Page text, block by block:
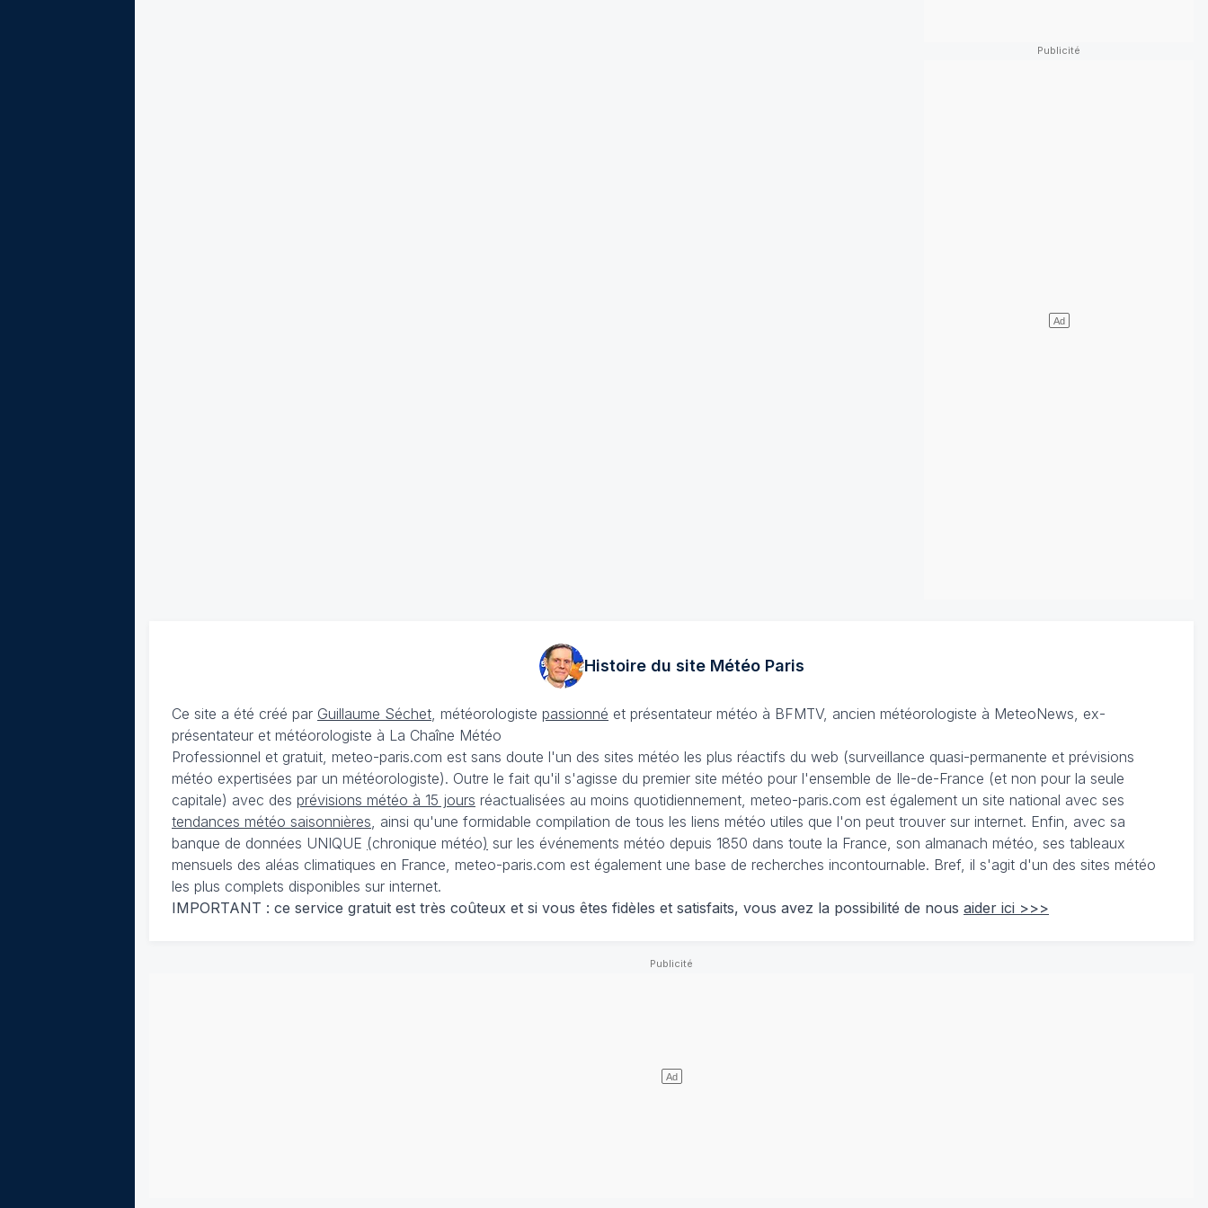
Histoire du site MétéoParis
Ce site a été créé par Guillaume Séchet , météorologiste passionné et présentateur météo à BFMTV, ancien météorologiste à MeteoNews, ex-
présentateur et météorologiste à La Chaîne Météo
Professionnel et gratuit, meteo-paris.com est sans doute l'un des sites météo les plus réactifs du web (surveillance quasi-permanente et prévisions
météo expertisées par un météorologiste). Outre le fait qu'il s'agisse du premier site météo pour l'ensemble de Ile-de-France (et non pour la seule
capitale) avec des prévisions météo à 15 jours réactualisées au moins quotidiennement, meteo-paris.com est également un site national avec ses
tendances météo saisonnières , ainsi qu'une formidable compilation de tous les liens météo utiles que l'on peut trouver sur internet. Enfin, avec sa
banque de données UNIQUE (chronique météo) sur les événements météo depuis 1850 dans toute la France, son almanach météo, ses tableaux
mensuels des aléas climatiques en France, meteo-paris.com est également une base de recherches incontournable. Bref, il s'agit d'un des sites météo
les plus complets disponibles sur internet.
IMPORTANT : ce service gratuit est très coûteux et si vous êtes fidèles et satisfaits, vous avez la possibilité de nous aider ici >>>